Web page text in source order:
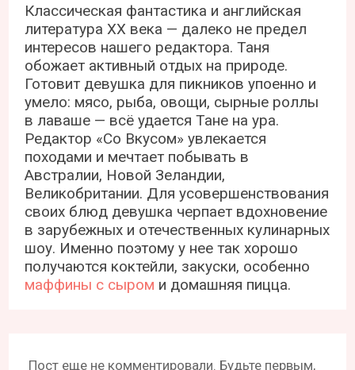
Классическая фантастика и английская
литература ХХ века — далеко не предел
интересов нашего редактора. Таня
обожает активный отдых на природе.
Готовит девушка для пикников упоенно и
умело: мясо, рыба, овощи, сырные роллы
в лаваше — всё удается Тане на ура.
Редактор «Со Вкусом» увлекается
походами и мечтает побывать в
Австралии, Новой Зеландии,
Великобритании. Для усовершенствования
своих блюд девушка черпает вдохновение
в зарубежных и отечественных кулинарных
шоу. Именно поэтому у нее так хорошо
получаются коктейли, закуски, особенно
маффины с сыром и домашняя пицца.
Пост еще не комментировали. Будьте первым,